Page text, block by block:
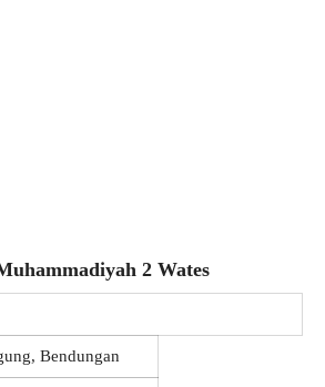
2 Wates
Bendungan